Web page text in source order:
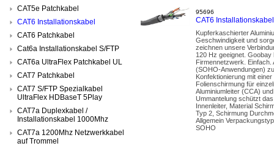
CAT5e Patchkabel
CAT6 Installationskabel
CAT6 Patchkabel
Cat6a Installationskabel S/FTP
CAT6a UltraFlex Patchkabel UL
CAT7 Patchkabel
CAT7 S/FTP Spezialkabel
UltraFlex HDBaseT 5Play
CAT7a Duplexkabel /
Installationskabel 1000Mhz
CAT7a 1200Mhz Netzwerkkabel
auf Trommel
95696
CAT6
Kupferkaschierter
Geschwindigkeit und
zeichnen unsere
120 Hz geeignet.
Firmennetzwerk. Einfach.
(SOHO-Anwendungen)
Konfektionierung mit
Folienschirmung für
Aluminiumleiter (CCA)
Ummantelung schützt
Innenleiter, Material
Typ 2, Schirmung
Allgemein
SOHO